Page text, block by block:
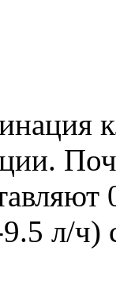
л/ч)